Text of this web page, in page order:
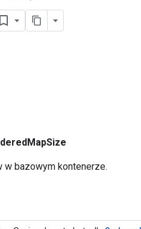
w bazowym kontenerze.